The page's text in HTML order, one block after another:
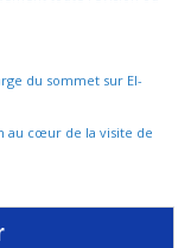
du sommet sur El-
au cœur de la visite de